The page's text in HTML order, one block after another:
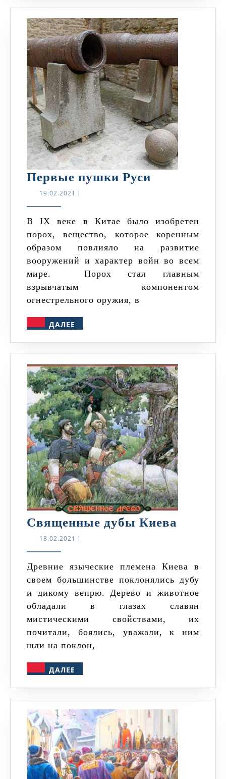
Первые пушки Руси
19.02.2021 19.02.2021
|
В IX веке в Китае было изобретен
порох, вещество, которое коренным
образом повлияло на развитие
вооружений и характер войн во всем
мире. Порох стал главным
взрывчатым компонентом
огнестрельного оружия, в
ДАЛЕЕ
Священные дубы Киева
18.02.2021 18.02.2021
|
Древние языческие племена Киева в
своем большинстве поклонялись дубу
и дикому вепрю. Дерево и животное
обладали в глазах славян
мистическими свойствами, их
почитали, боялись, уважали, к ним
шли на поклон,
ДАЛЕЕ